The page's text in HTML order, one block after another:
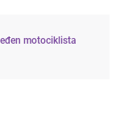
motociklista